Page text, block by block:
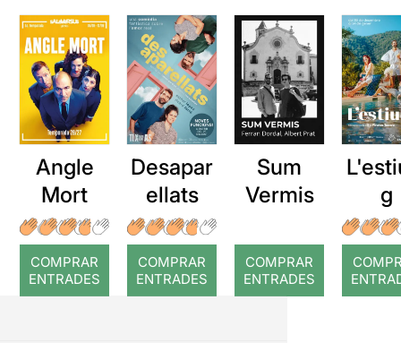
Angle
Mort
COMPRAR
ENTRADES
Desapar
ellats
COMPRAR
ENTRADES
Sum
Vermis
COMPRAR
ENTRADES
g